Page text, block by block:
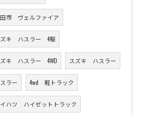
市 ヴェルファイア
ズキ ハスラー 4駆
ズキ ハスラー 4WD スズキ ハスラー
ラー 4wd 軽トラック
ハツ ハイゼットトラック